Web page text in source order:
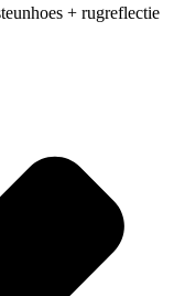
+ rugreflectie